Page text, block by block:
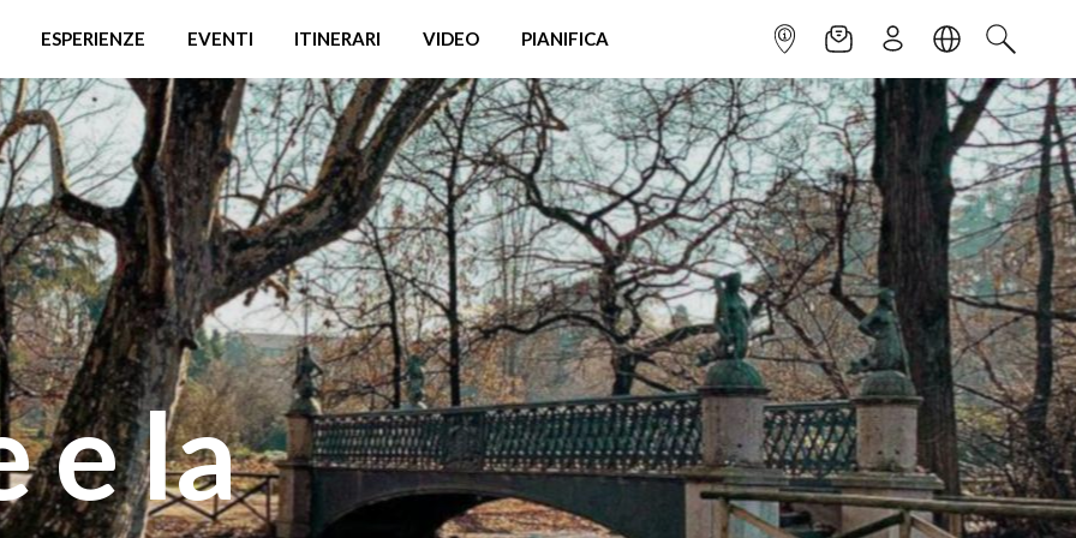
ESPERIENZE EVENTI ITINERARI VIDEO PIANIFICA INFOPOINTNEWSLETTER
ISCRIVITILINGUACERCA
e la